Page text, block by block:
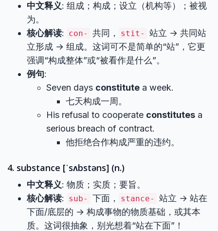
中文释义: 组成；构成；设立（机构等）；被视
为。
核心解读: con- 共同， stit-
站立 → 共同站
立形成 → 组成。这词可不是简单的“站”，它更
强调“构成整体”或“被看作是什么”。
例句:
Seven days constitute a week.
七天构成一周。
His refusal to cooperate constitutes a
serious breach of contract.
他拒绝合作构成严重的违约。
4. substance [ˈsʌbstəns] (n.)
中文释义: 物质；实质；要旨。
核心解读: sub- 下面， stance-
站立 → 站在
下面/底层的 → 构成事物的物质基础，或其本
质。这词很抽象，别光想着“站在下面”！